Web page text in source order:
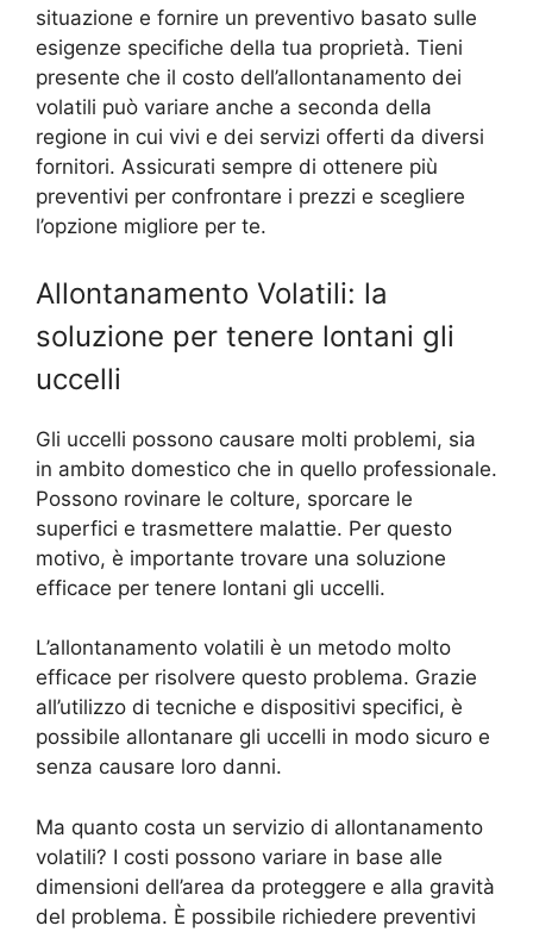
situazione e fornire un preventivo basato sulle
esigenze specifiche della tua proprietà. Tieni
presente che il costo dell’allontanamento dei
volatili può variare anche a seconda della
regione in cui vivi e dei servizi offerti da diversi
fornitori. Assicurati sempre di ottenere più
preventivi per confrontare i prezzi e scegliere
l’opzione migliore per te.
Allontanamento Volatili: la
soluzione per tenere lontani gli
uccelli
Gli uccelli possono causare molti problemi, sia
in ambito domestico che in quello professionale.
Possono rovinare le colture, sporcare le
superfici e trasmettere malattie. Per questo
motivo, è importante trovare una soluzione
efficace per tenere lontani gli uccelli.
L’allontanamento volatili è un metodo molto
efficace per risolvere questo problema. Grazie
all’utilizzo di tecniche e dispositivi specifici, è
possibile allontanare gli uccelli in modo sicuro e
senza causare loro danni.
Ma quanto costa un servizio di allontanamento
volatili? I costi possono variare in base alle
dimensioni dell’area da proteggere e alla gravità
del problema. È possibile richiedere preventivi